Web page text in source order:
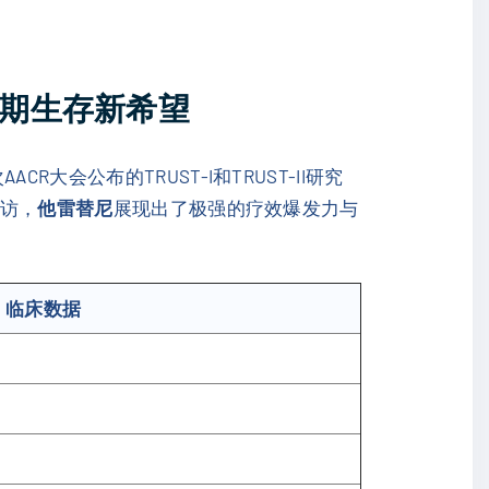
生存新希望
大会公布的TRUST-I和TRUST-II研究
，他雷替尼展现出了极强的疗效爆发力与
临床数据